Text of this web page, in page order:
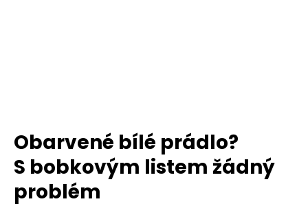
Obarvené bílé prádlo?
S bobkovým listem žádný
problém